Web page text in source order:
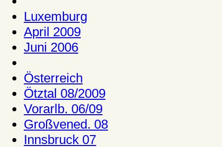
Luxemburg
April 2009
Juni 2006
Österreich
Ötztal 08/2009
Vorarlb. 06/09
Großvened. 08
Innsbruck 07